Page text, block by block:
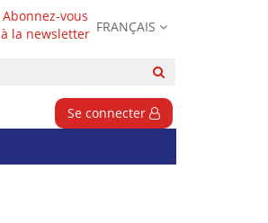
Abonnez-vous
à la newsletter FRANÇAIS
Se connecter